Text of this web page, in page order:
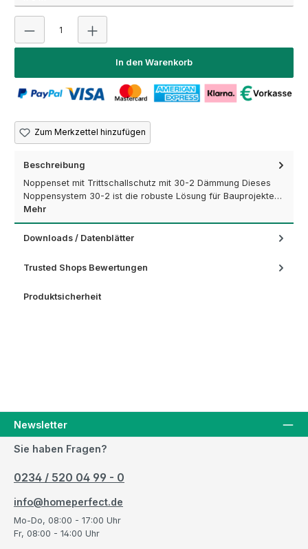
In den Warenkorb
Zum Merkzettel hinzufügen
Beschreibung
Noppenset mit Trittschallschutz mit 30-2 Dämmung Dieses
Noppensystem 30-2 ist die robuste Lösung für Bauprojekte…
Mehr
Downloads / Datenblätter
Trusted Shops Bewertungen
Produktsicherheit
Newsletter
Sie haben Fragen?
0234 / 520 04 99 - 0
info@homeperfect.de
Mo-Do, 08:00 - 17:00 Uhr
Fr, 08:00 - 14:00 Uhr